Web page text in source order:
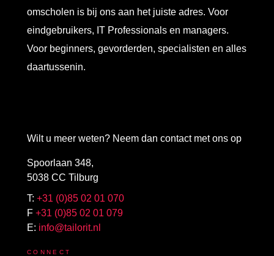
Wilt u meer weten? Neem dan contact met ons op
Spoorlaan 348,
5038 CC Tilburg
T: +31 (0)85 02 01 070
F +31 (0)85 02 01 079
E: info@tailorit.nl
CONNECT
omscholen is bij ons aan het juiste adres. Voor
eindgebruikers, IT Professionals en managers.
Voor beginners, gevorderden, specialisten en alles
daartussenin.